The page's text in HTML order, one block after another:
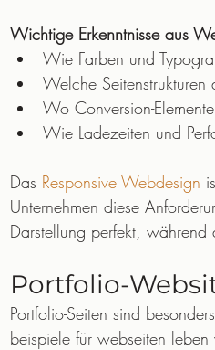
Wichtige Erkenntnisse aus
Wie Farben und
Welche
Wo Conversion-
Wie Ladezeiten und
Das Responsive Webdesign
Unternehmen diese
Darstellung perfekt,
Portfolio-
Portfolio-Seiten sind
beispiele für webseiten leben